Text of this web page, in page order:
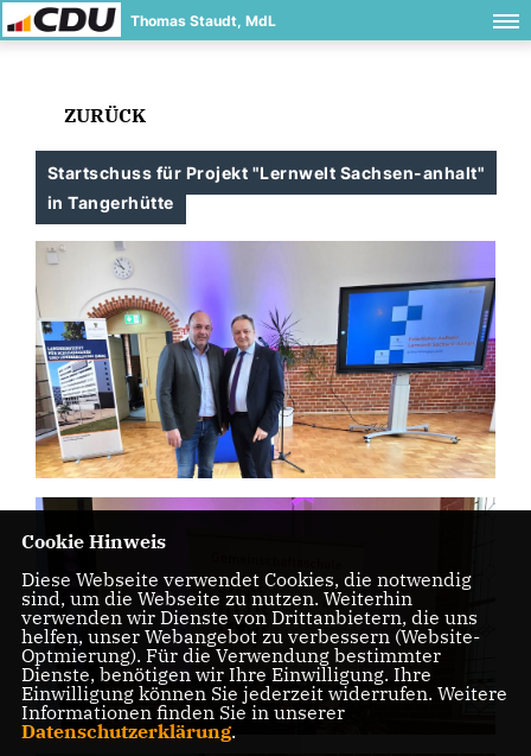
Thomas Staudt, MdL
ZURÜCK
Startschuss für Projekt "Lernwelt Sachsen-anhalt"
in Tangerhütte
Cookie Hinweis
Diese Webseite verwendet Cookies, die notwendig
sind, um die Webseite zu nutzen. Weiterhin
verwenden wir Dienste von Drittanbietern, die uns
helfen, unser Webangebot zu verbessern (Website-
Optmierung). Für die Verwendung bestimmter
Dienste, benötigen wir Ihre Einwilligung. Ihre
Einwilligung können Sie jederzeit widerrufen. Weitere
Informationen finden Sie in unserer
Datenschutzerklärung.